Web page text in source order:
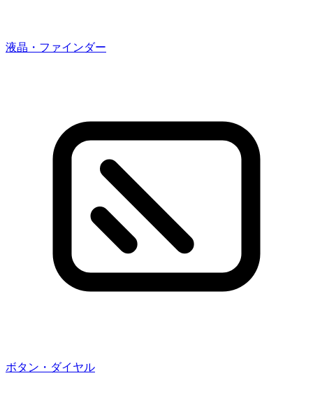
液晶・ファインダー
ボタン・ダイヤル